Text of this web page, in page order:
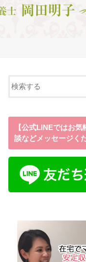
【公式LINEではお
談などメッセージく